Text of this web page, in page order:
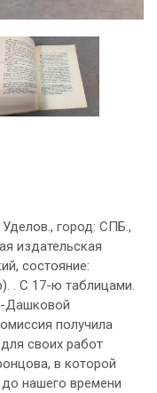
город: СПБ.,
издательская
состояние:
. С 17-ю таблицами.
Дашковой
получила
своих работ
в которой
нашего времени